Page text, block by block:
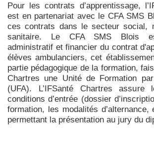
Pour les contrats d’apprentissage,
est en partenariat avec le CFA SMS
ces contrats dans le secteur social,
sanitaire. Le CFA SMS Blois
administratif et financier du contrat
élèves ambulanciers, cet
partie pédagogique de la formation,
Chartres une Unité de Formation
(UFA). L’IFSanté Chartres assure
conditions d’entrée (dossier
formation, les modalités d’alternance,
permettant la présentation au jury du